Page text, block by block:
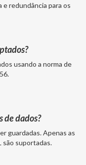
redundância para os
usando a norma de
de dados?
guardadas. Apenas as
são suportadas.